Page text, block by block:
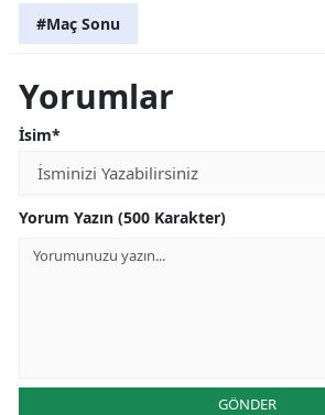
#Maç Sonu
Yorumlar
İsim*
Yorum Yazın (500 Karakter)
GÖNDER